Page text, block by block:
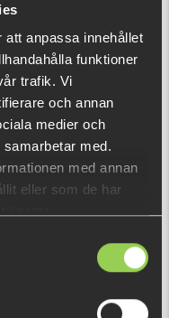
att anpassa innehållet
funktioner
trafik. Vi
och annan
medier och
med.
med annan
eller som de har